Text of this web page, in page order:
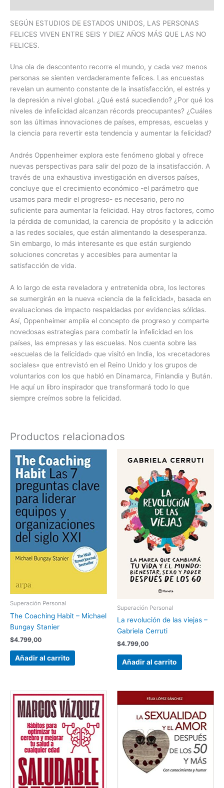
SEGÚN ESTUDIOS DE ESTADOS UNIDOS, LAS PERSONAS
FELICES VIVEN ENTRE SEIS Y DIEZ AÑOS MÁS QUE LAS NO
FELICES.
Una ola de descontento recorre el mundo, y cada vez menos
personas se sienten verdaderamente felices. Las encuestas
revelan un aumento constante de la insatisfacción, el estrés y
la depresión a nivel global. ¿Qué está sucediendo? ¿Por qué los
niveles de infelicidad alcanzan récords preocupantes? ¿Cuáles
son las últimas innovaciones de países, empresas, escuelas y
la ciencia para revertir esta tendencia y aumentar la felicidad?
Andrés Oppenheimer explora este fenómeno global y ofrece
nuevas perspectivas para salir del pozo de la insatisfacción. A
través de una exhaustiva investigación en diversos países,
concluye que el crecimiento económico -el parámetro que
usamos para medir el progreso- es necesario, pero no
suficiente para aumentar la felicidad. Hay otros factores, como
la pérdida de comunidad, la carencia de propósito y la adicción
a las redes sociales, que están alimentando la desesperanza.
Sin embargo, lo más interesante es que están surgiendo
soluciones concretas y accesibles para aumentar la
satisfacción de vida.
A lo largo de esta reveladora y entretenida obra, los lectores
se sumergirán en la nueva «ciencia de la felicidad», basada en
evaluaciones de impacto respaldadas por evidencias sólidas.
Así, Oppenheimer amplía el concepto de progreso y comparte
novedosas estrategias para combatir la infelicidad en los
países, las empresas y las escuelas. Nos cuenta sobre las
«escuelas de la felicidad» que visitó en India, los «recetadores
sociales» que entrevistó en el Reino Unido y los grupos de
voluntarios con los que habló en Dinamarca, Finlandia y Bután.
He aquí un libro inspirador que transformará todo lo que
siempre creímos sobre la felicidad.
Productos relacionados
Superación Personal
The Coaching Habit – Michael
Bungay Stanier
$4.799,00
Añadir al carrito
Superación Personal
La revolución de las viejas –
Gabriela Cerruti
$4.799,00
Añadir al carrito